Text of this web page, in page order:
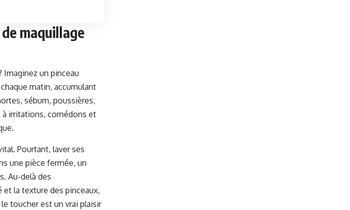
maquillage
Imaginez un pinceau
matin, accumulant
sébum, poussières,
à irritations, comédons et
Pourtant, laver ses
une pièce fermée, un
Au-delà des
et la texture des pinceaux,
toucher est un vrai plaisir